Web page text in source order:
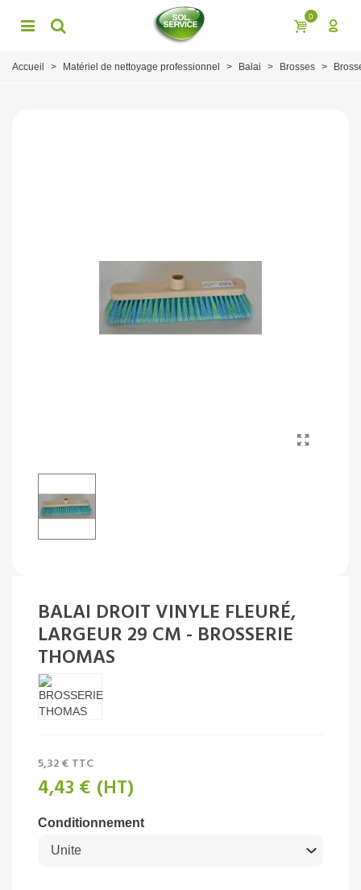
0
Accueil > Matériel de nettoyage professionnel > Balai > Brosses >
BALAI DROIT VINYLE FLEURÉ,
LARGEUR 29 CM - BROSSERIE
THOMAS
5,32 € TTC
4,43 € (HT)
Conditionnement